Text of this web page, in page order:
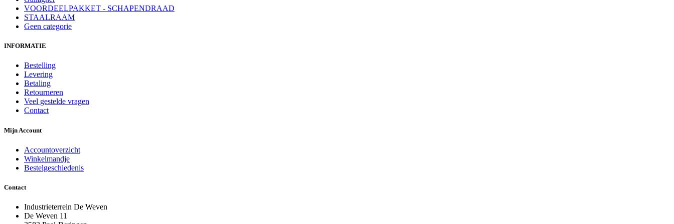
VOORDEELPAKKET - SCHAPENDRAAD
STAALRAAM
Geen categorie
INFORMATIE
Bestelling
Levering
Betaling
Retourneren
Veel gestelde vragen
Contact
Mijn Account
Accountoverzicht
Winkelmandje
Bestelgeschiedenis
Contact
Industrieterrein De Weven
De Weven 11